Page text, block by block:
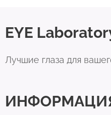
EYE
Лучшие глаза для